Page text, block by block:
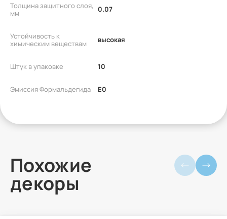
Толщина защитного слоя,
мм
0.07
Устойчивость к
химическим веществам
высокая
Штук в упаковке 10
Эмиссия Формальдегида E0
Похожие
декоры